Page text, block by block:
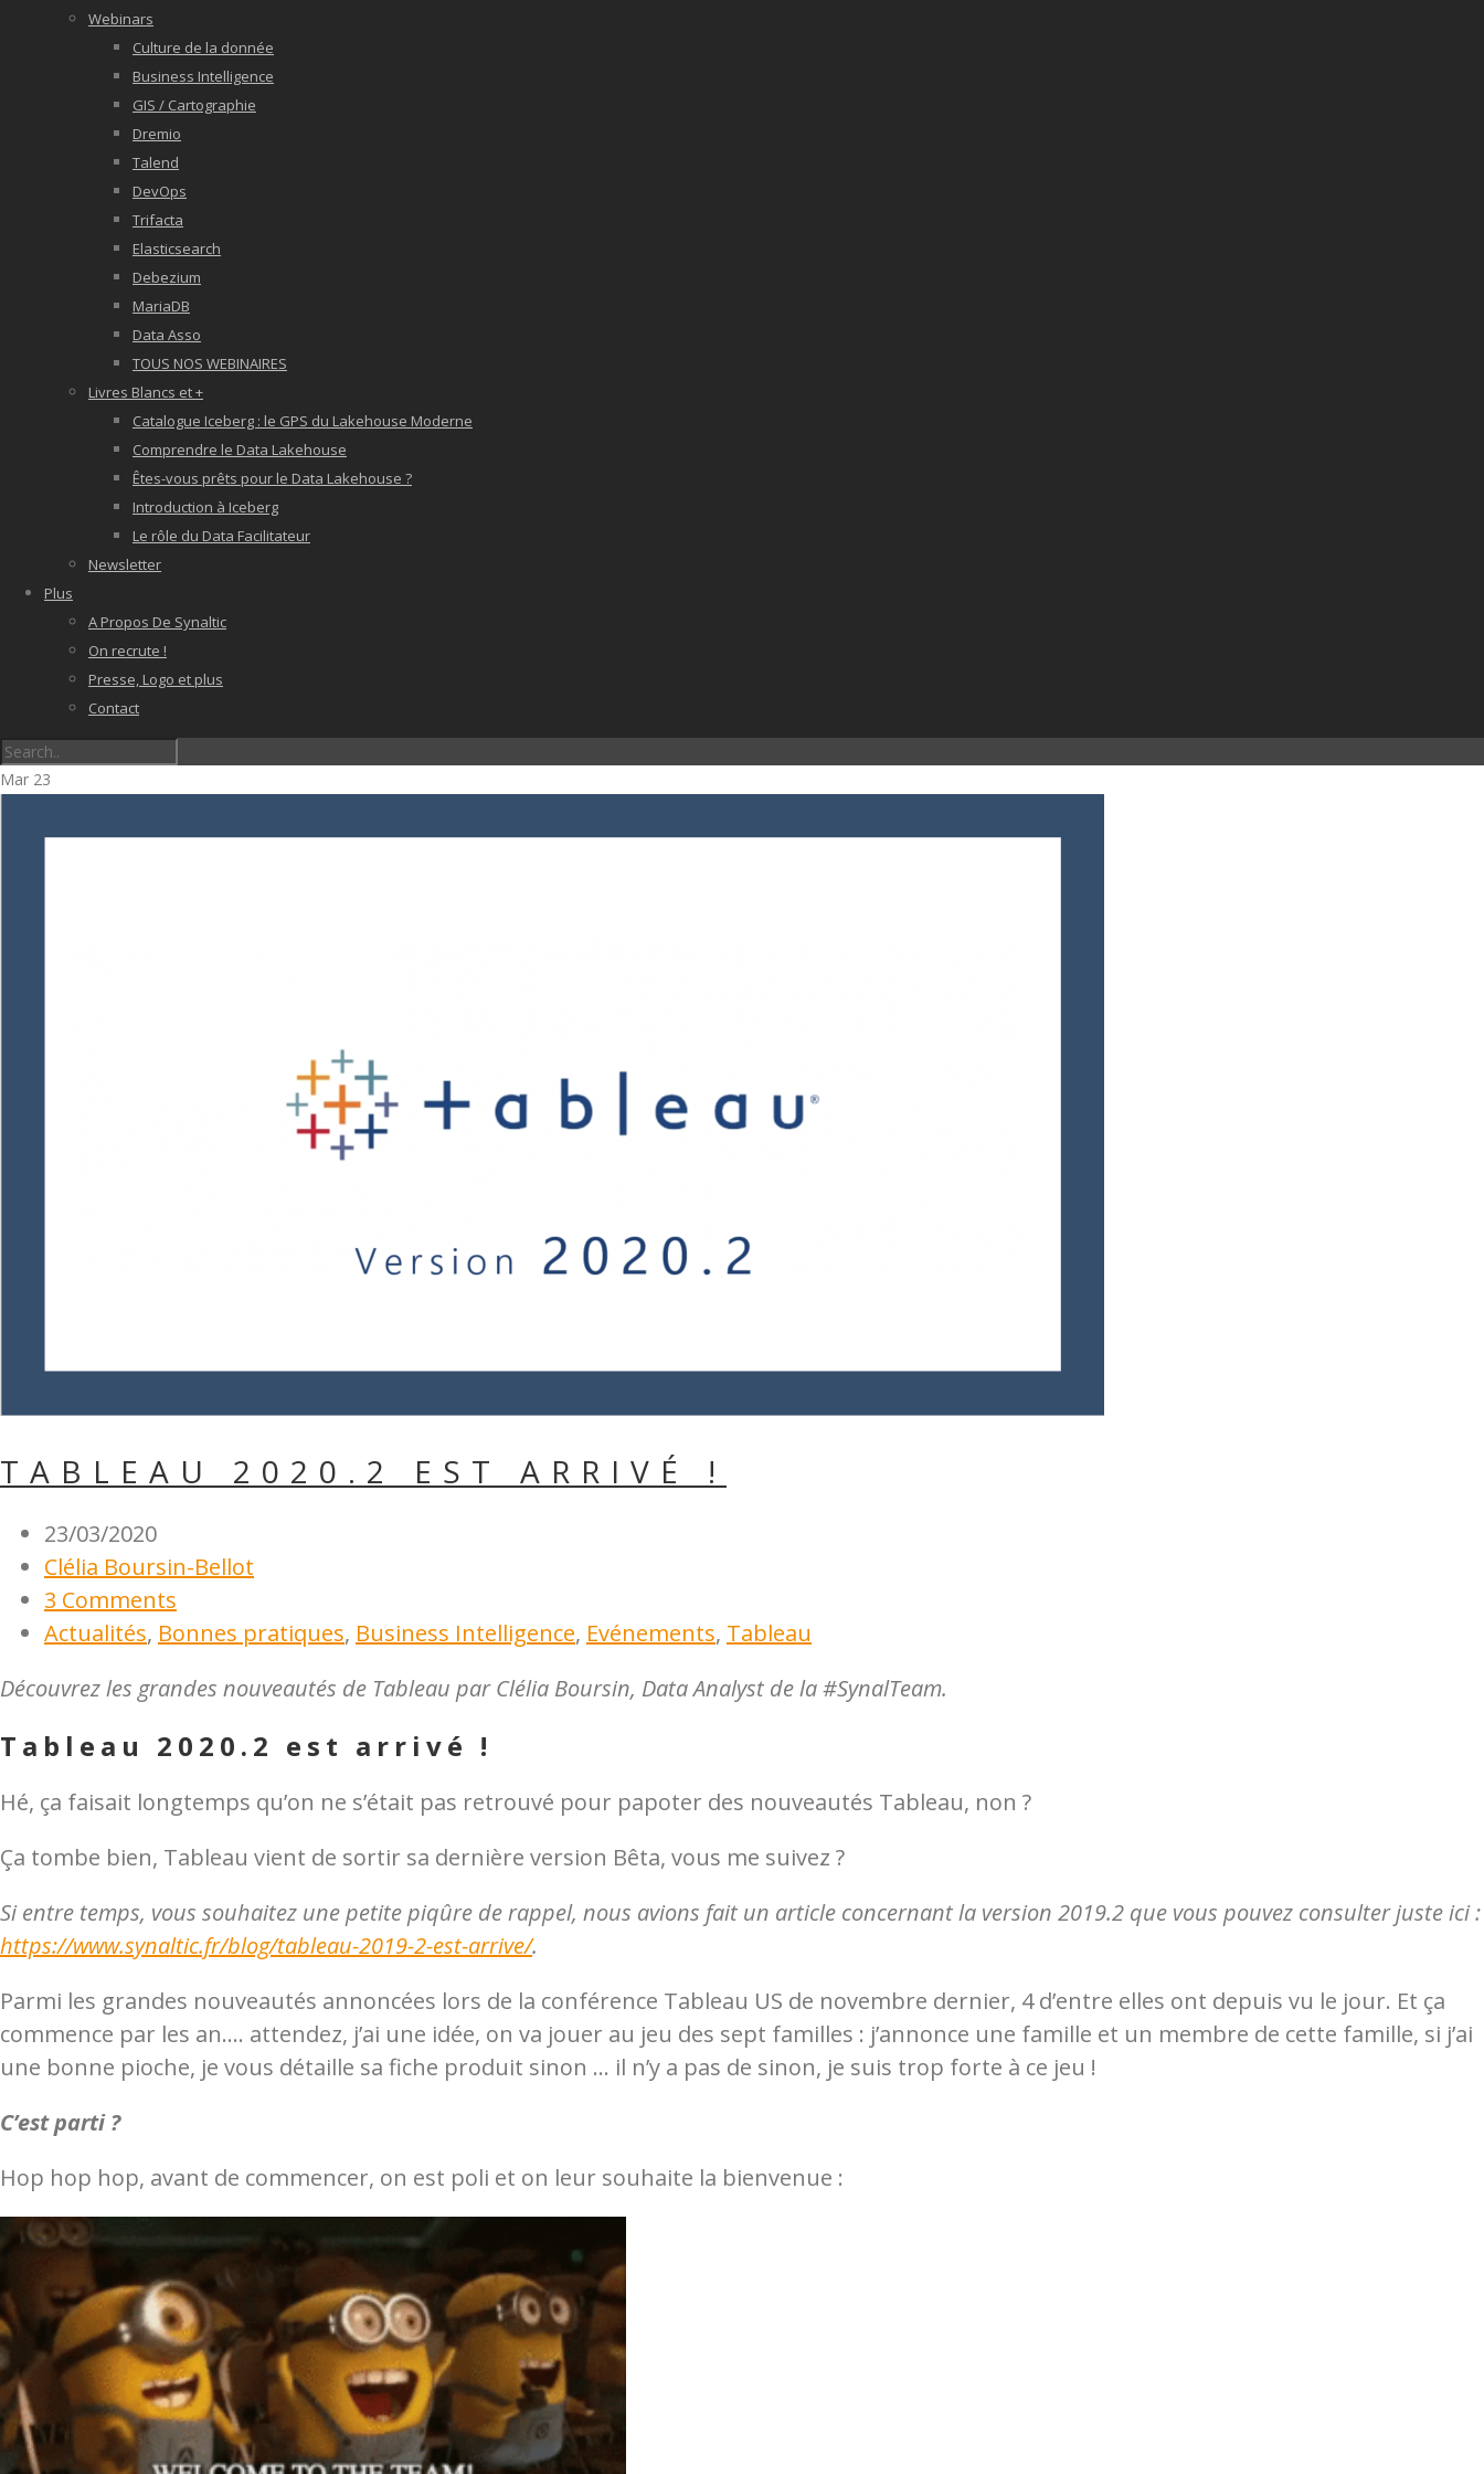
Webinars
Culture de la donnée
Business Intelligence
GIS / Cartographie
Dremio
Talend
DevOps
Trifacta
Elasticsearch
Debezium
MariaDB
Data Asso
TOUS NOS WEBINAIRES
Livres Blancs et +
Catalogue Iceberg : le GPS du Lakehouse Moderne
Comprendre le Data Lakehouse
Êtes-vous prêts pour le Data Lakehouse ?
Introduction à Iceberg
Le rôle du Data Facilitateur
Newsletter
Plus
A Propos De Synaltic
On recrute !
Presse, Logo et plus
Contact
Mar 23
TABLEAU 2020.2 EST ARRIVÉ !
23/03/2020
Clélia Boursin-Bellot
3 Comments
Actualités, Bonnes pratiques, Business Intelligence, Evénements, Tableau
Découvrez les grandes nouveautés de Tableau par Clélia Boursin, Data Analyst de la #SynalTeam.
Tableau 2020.2 est arrivé !
Hé, ça faisait longtemps qu’on ne s’était pas retrouvé pour papoter des nouveautés Tableau, non ?
Ça tombe bien, Tableau vient de sortir sa dernière version Bêta, vous me suivez ?
Si entre temps, vous souhaitez une petite piqûre de rappel, nous avions fait un article concernant la version 2019.2 que vous pouvez consulter juste ici :
https://www.synaltic.fr/blog/tableau-2019-2-est-arrive/.
Parmi les grandes nouveautés annoncées lors de la conférence Tableau US de novembre dernier, 4 d’entre elles ont depuis vu le jour. Et ça
commence par les an…. attendez, j’ai une idée, on va jouer au jeu des sept familles : j’annonce une famille et un membre de cette famille, si j’ai
une bonne pioche, je vous détaille sa fiche produit sinon … il n’y a pas de sinon, je suis trop forte à ce jeu !
C’est parti ?
Hop hop hop, avant de commencer, on est poli et on leur souhaite la bienvenue :